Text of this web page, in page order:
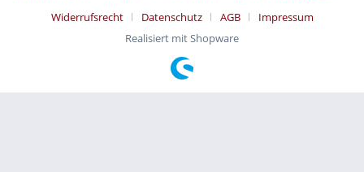
Widerrufsrecht
Datenschutz AGB
Impressum
Realisiert mit Shopware